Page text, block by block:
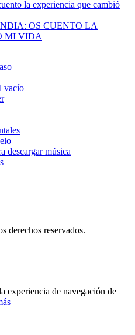
OS CUENTO LA
MI VIDA
vacío
descargar música
derechos reservados.
experiencia de navegación de